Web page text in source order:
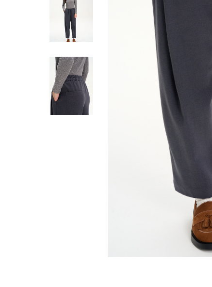
Кардиганы
Комбинезоны
Костюмы
Шорты
Аксессуары